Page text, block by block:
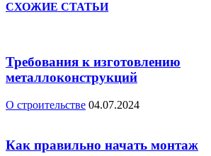
СХОЖИЕ СТАТЬИ
Требования к изготовлению
металлоконструкций
О строительстве 04.07.2024
Как правильно начать монтаж